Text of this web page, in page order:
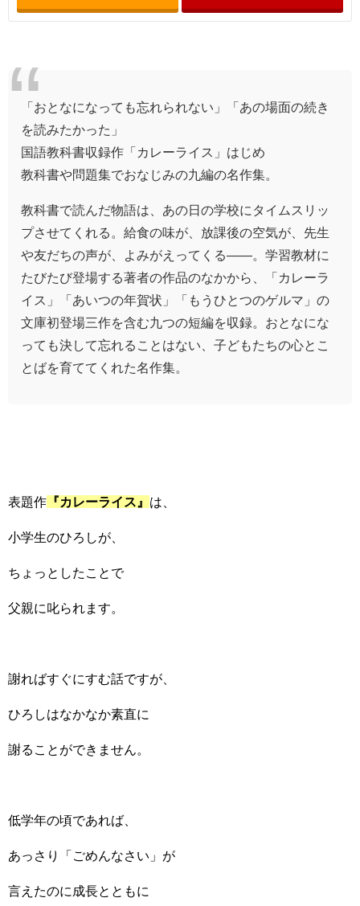
「おとなになっても忘れられない」「あの場面の続き
を読みたかった」
国語教科書収録作「カレーライス」はじめ
教科書や問題集でおなじみの九編の名作集。
教科書で読んだ物語は、あの日の学校にタイムスリッ
プさせてくれる。給食の味が、放課後の空気が、先生
や友だちの声が、よみがえってくる――。学習教材に
たびたび登場する著者の作品のなかから、「カレーラ
イス」「あいつの年賀状」「もうひとつのゲルマ」の
文庫初登場三作を含む九つの短編を収録。おとなにな
っても決して忘れることはない、子どもたちの心とこ
とばを育ててくれた名作集。
表題作 『カレーライス』 は、
小学生のひろしが、
ちょっとしたことで
父親に叱られます。
謝ればすぐにすむ話ですが、
ひろしはなかなか素直に
謝ることができません。
低学年の頃であれば、
あっさり「ごめんなさい」が
言えたのに成長とともに